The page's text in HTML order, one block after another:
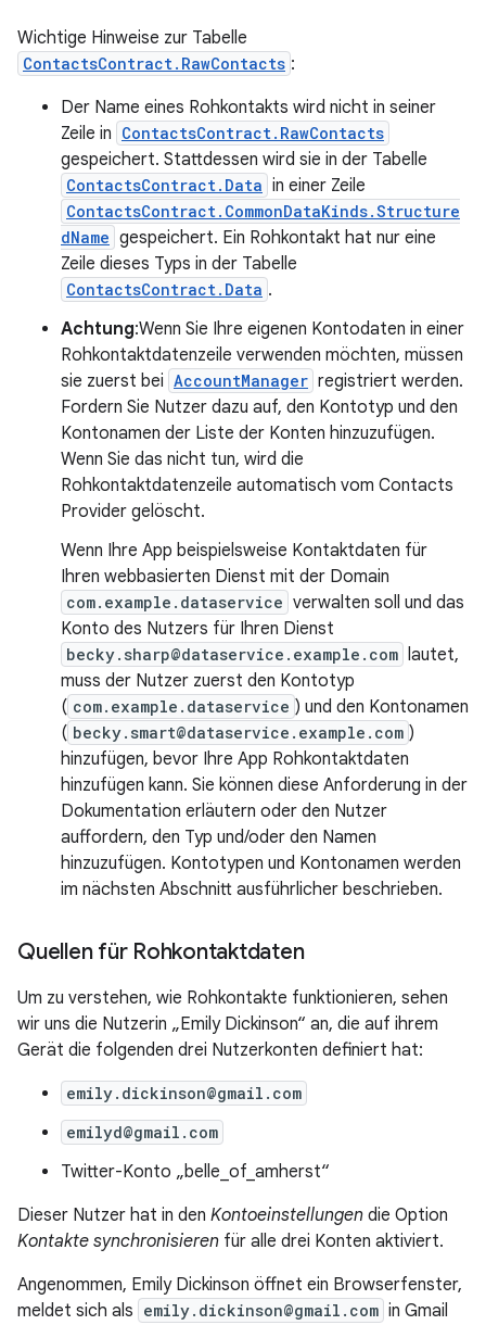
Wichtige Hinweise zur Tabelle
ContactsContract.RawContacts :
Der Name eines Rohkontakts wird nicht in seiner
Zeile in ContactsContract.RawContacts
gespeichert. Stattdessen wird sie in der Tabelle
ContactsContract.Data in einer Zeile
ContactsContract.CommonDataKinds.Structure
dName gespeichert. Ein Rohkontakt hat nur eine
Zeile dieses Typs in der Tabelle
ContactsContract.Data .
Achtung:Wenn Sie Ihre eigenen Kontodaten in einer
Rohkontaktdatenzeile verwenden möchten, müssen
sie zuerst bei AccountManager registriert werden.
Fordern Sie Nutzer dazu auf, den Kontotyp und den
Kontonamen der Liste der Konten hinzuzufügen.
Wenn Sie das nicht tun, wird die
Rohkontaktdatenzeile automatisch vom Contacts
Provider gelöscht.
Wenn Ihre App beispielsweise Kontaktdaten für
Ihren webbasierten Dienst mit der Domain
com.example.dataservice verwalten soll und das
Konto des Nutzers für Ihren Dienst
becky.sharp@dataservice.example.com lautet,
muss der Nutzer zuerst den Kontotyp
( com.example.dataservice ) und den Kontonamen
( becky.smart@dataservice.example.com )
hinzufügen, bevor Ihre App Rohkontaktdaten
hinzufügen kann. Sie können diese Anforderung in der
Dokumentation erläutern oder den Nutzer
auffordern, den Typ und/oder den Namen
hinzuzufügen. Kontotypen und Kontonamen werden
im nächsten Abschnitt ausführlicher beschrieben.
Quellen für Rohkontaktdaten
Um zu verstehen, wie Rohkontakte funktionieren, sehen
wir uns die Nutzerin „Emily Dickinson“ an, die auf ihrem
Gerät die folgenden drei Nutzerkonten definiert hat:
emily.dickinson@gmail.com
emilyd@gmail.com
Twitter-Konto „belle_of_amherst“
Dieser Nutzer hat in den Kontoeinstellungen die Option
Kontakte synchronisieren für alle drei Konten aktiviert.
Angenommen, Emily Dickinson öffnet ein Browserfenster,
meldet sich als emily.dickinson@gmail.com in Gmail